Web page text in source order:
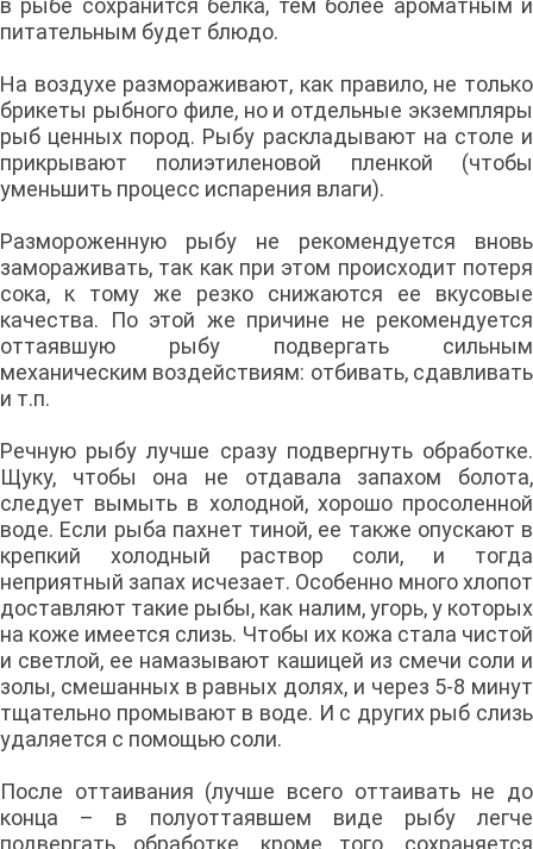
в рыбе сохранится белка, тем более ароматным и
питательным будет блюдо.
На воздухе размораживают, как правило, не только
брикеты рыбного филе, но и отдельные экземпляры
рыб ценных пород. Рыбу раскладывают на столе и
прикрывают полиэтиленовой пленкой (чтобы
уменьшить процесс испарения влаги).
Размороженную рыбу не рекомендуется вновь
замораживать, так как при этом происходит потеря
сока, к тому же резко снижаются ее вкусовые
качества. По этой же причине не рекомендуется
оттаявшую рыбу подвергать сильным
механическим воздействиям: отбивать, сдавливать
и т.п.
Речную рыбу лучше сразу подвергнуть обработке.
Щуку, чтобы она не отдавала запахом болота,
следует вымыть в холодной, хорошо просоленной
воде. Если рыба пахнет тиной, ее также опускают в
крепкий холодный раствор соли, и тогда
неприятный запах исчезает. Особенно много хлопот
доставляют такие рыбы, как налим, угорь, у которых
на коже имеется слизь. Чтобы их кожа стала чистой
и светлой, ее намазывают кашицей из смечи соли и
золы, смешанных в равных долях, и через 5-8 минут
тщательно промывают в воде. И с других рыб слизь
удаляется с помощью соли.
После оттаивания (лучше всего оттаивать не до
конца – в полуоттаявшем виде рыбу легче
подвергать обработке, кроме того, сохраняется